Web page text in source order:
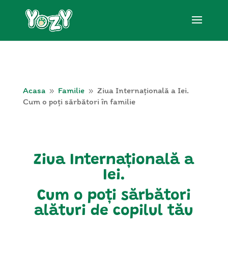
Acasa 9 Familie 9 Ziua Internațională a Iei.
Cum o poți sărbători în familie
Ziua Internațională a
Iei.
Cum o poți sărbători
alături decopilul tău